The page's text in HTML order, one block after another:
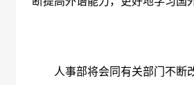
人事部将会同有关部门不断改